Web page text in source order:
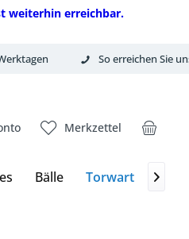
weiterhin erreichbar.
So erreichen Sie
Merkzettel
Bälle Torwart 